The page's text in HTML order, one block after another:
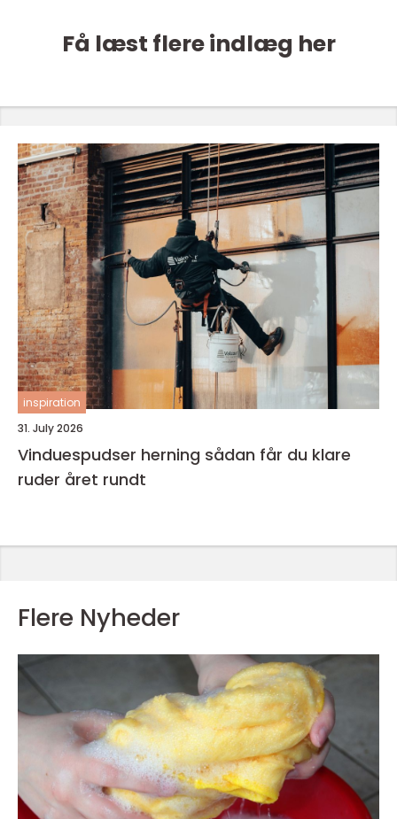
Få læst flere indlæg her
inspiration
31. July 2026
Vinduespudser herning sådan får du klare
ruder året rundt
Flere Nyheder